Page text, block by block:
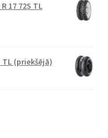
17 72S TL
TL (priekšējā)